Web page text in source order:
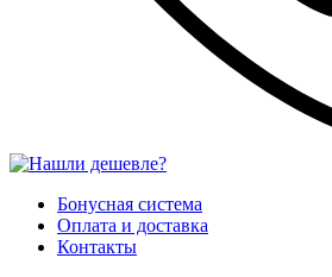
Бонусная система
Оплата и доставка
Контакты